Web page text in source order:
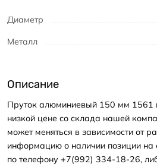
Диаметр
Металл
Описание
Пруток алюминиевый 150 мм 1561
низкой цене со склада нашей
может меняться в зависимости от
информацию о наличии позиции на
по телефону +7(992) 334-18-26,